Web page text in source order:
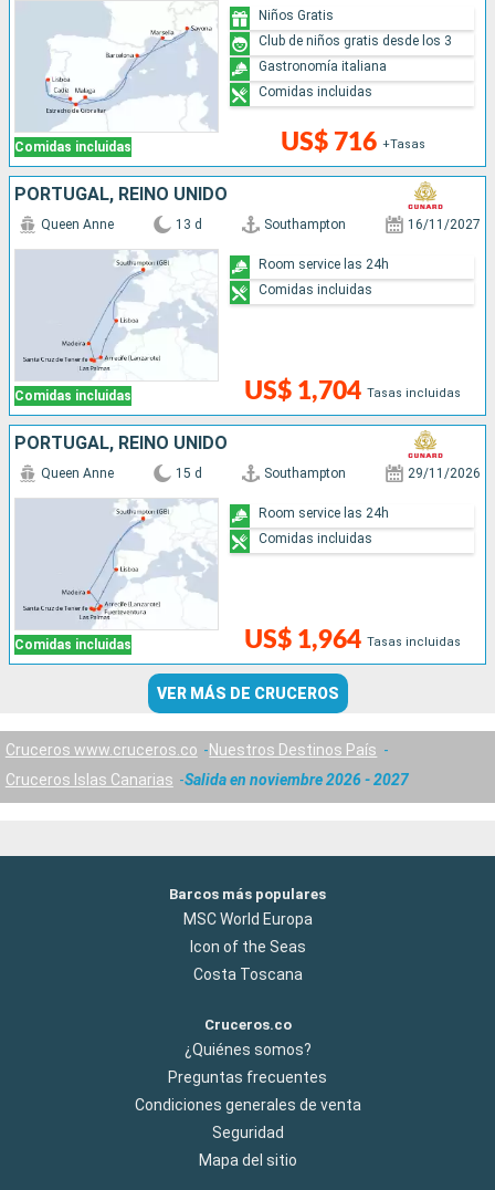
Comidas incluidas US$ 716 +Tasas
Niños Gratis
Club de niños gratis desde los 3
Gastronomía italiana
Comidas incluidas
PORTUGAL, REINO UNIDO
Comidas incluidas
Queen Anne 13 d Southampton 16/11/2027
US$ 1,704 Tasas incluidas
Room service las 24h
Comidas incluidas
PORTUGAL, REINO UNIDO
Comidas incluidas
Queen Anne 15 d Southampton 29/11/2026
US$ 1,964 Tasas incluidas
Room service las 24h
Comidas incluidas
VER MÁS DE CRUCEROS
Cruceros www.cruceros.co
Nuestros Destinos País
Cruceros Islas Canarias
Salida en noviembre 2026 - 2027
Barcos más populares
MSC World Europa
Icon of the Seas
Costa Toscana
Cruceros.co
¿Quiénes somos?
Preguntas frecuentes
Condiciones generales de venta
Seguridad
Mapa del sitio